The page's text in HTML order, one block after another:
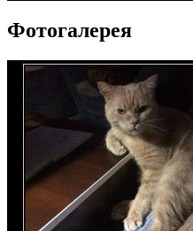
Фотогалерея